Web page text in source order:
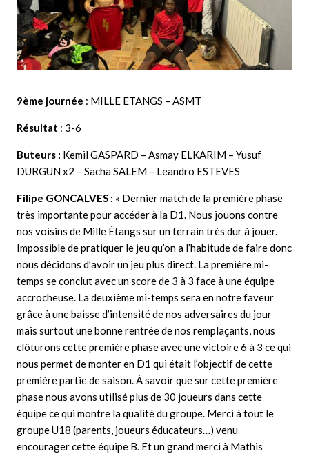
9ème journée : MILLE ETANGS – ASMT
Résultat : 3-6
Buteurs : Kemil GASPARD – Asmay ELKARIM – Yusuf
DURGUN x2 – Sacha SALEM – Leandro ESTEVES
Filipe GONCALVES : « Dernier match de la première phase
très importante pour accéder à la D1. Nous jouons contre
nos voisins de Mille Étangs sur un terrain très dur à jouer.
Impossible de pratiquer le jeu qu’on a l’habitude de faire donc
nous décidons d’avoir un jeu plus direct. La première mi-
temps se conclut avec un score de 3 à 3 face à une équipe
accrocheuse. La deuxième mi-temps sera en notre faveur
grâce à une baisse d’intensité de nos adversaires du jour
mais surtout une bonne rentrée de nos remplaçants, nous
clôturons cette première phase avec une victoire 6 à 3 ce qui
nous permet de monter en D1 qui était l’objectif de cette
première partie de saison. À savoir que sur cette première
phase nous avons utilisé plus de 30 joueurs dans cette
équipe ce qui montre la qualité du groupe. Merci à tout le
groupe U18 (parents, joueurs éducateurs…) venu
encourager cette équipe B. Et un grand merci à Mathis